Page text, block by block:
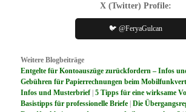
X (Twitter) Profile:
🐦 @FeryaGulcan
Weitere Blogbeiträge
Entgelte für Kontoauszüge zurückfordern – Infos
Gebühren für Papierrechnungen beim
Infos und Musterbrief|5 Tipps für eine wirksame
Basistipps für professionelle Briefe |Die